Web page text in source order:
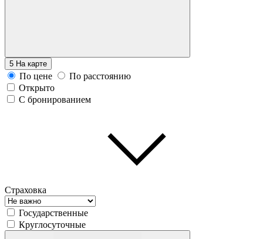
5 На карте
По цене
По расстоянию
Открыто
С бронированием
Страховка
Государственные
Круглосуточные